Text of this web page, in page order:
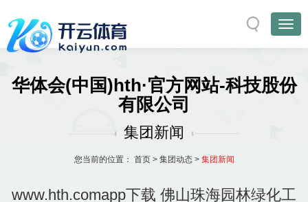
华体会(中国)hth·官方网站-科技股份
有限公司
集团新闻
您当前的位置： 首页> 集团动态> 集团新闻
www.hth.comapp下载 佛山珠海园林绿化工